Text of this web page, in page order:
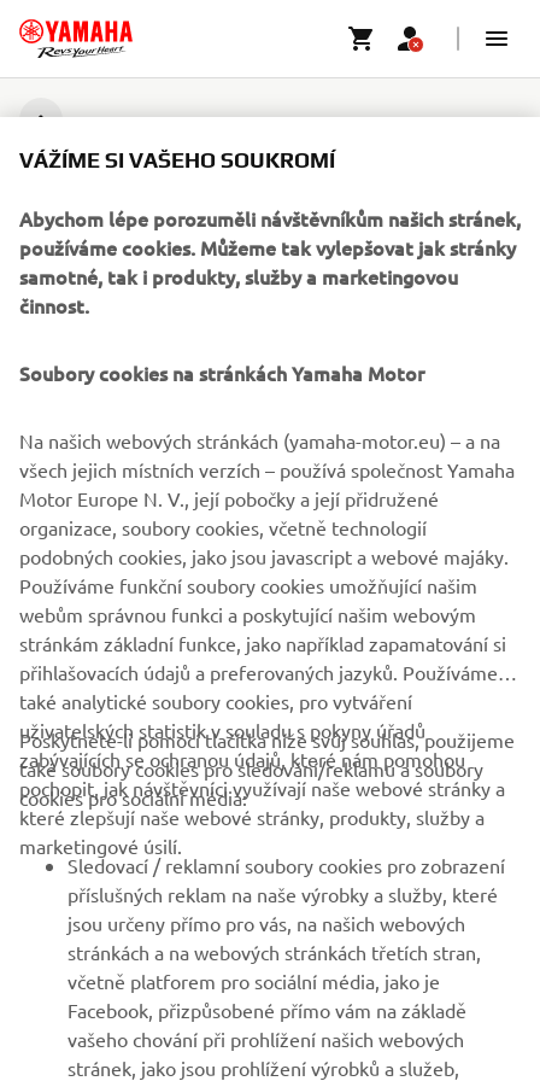
FIREMNÍ
B2B
VÍCE YAMAHA
ZPRAVODAJ
Získejte jako první informace o nejnovějších nabídkách,
speciálních akcích, nových verzích a mnoho dalšího
PŘIHLÁSIT SE K ODBĚRU
Přečtěte si naše Zásady ochrany osobních údajů a zjistěte, jak
zpracováváme vaše osobní údaje:Zásady ochrany osobních údajů
Czech Republic (Czech)
© Copyright - 2026 Yamaha Motor Europe N.V. - All Rights
Reserved
Prohlášení o ochraně osobních
Soubory
cookie
Podmínky a
pravidla
VÁŽÍME SI VAŠEHO SOUKROMÍ
Abychom lépe porozuměli návštěvníkům našich stránek,
používáme cookies. Můžeme tak vylepšovat jak stránky
samotné, tak i produkty, služby a marketingovou
činnost.
Soubory cookies na stránkách Yamaha Motor
Na našich webových stránkách (yamaha-motor.eu) – a na
všech jejich místních verzích – používá společnost Yamaha
Motor Europe N. V., její pobočky a její přidružené
organizace, soubory cookies, včetně technologií
podobných cookies, jako jsou javascript a webové majáky.
Používáme funkční soubory cookies umožňující našim
webům správnou funkci a poskytující našim webovým
stránkám základní funkce, jako například zapamatování si
přihlašovacích údajů a preferovaných jazyků. Používáme
také analytické soubory cookies, pro vytváření
uživatelských statistik v souladu s pokyny úřadů
zabývajících se ochranou údajů, které nám pomohou
pochopit, jak návštěvníci využívají naše webové stránky a
které zlepšují naše webové stránky, produkty, služby a
marketingové úsilí.
Poskytnete-li pomocí tlačítka níže svůj souhlas, použijeme
také soubory cookies pro sledování/reklamu a soubory
cookies pro sociální média:
Sledovací / reklamní soubory cookies pro zobrazení
příslušných reklam na naše výrobky a služby, které
jsou určeny přímo pro vás, na našich webových
stránkách a na webových stránkách třetích stran,
včetně platforem pro sociální média, jako je
Facebook, přizpůsobené přímo vám na základě
vašeho chování při prohlížení našich webových
stránek, jako jsou prohlížení výrobků a služeb,